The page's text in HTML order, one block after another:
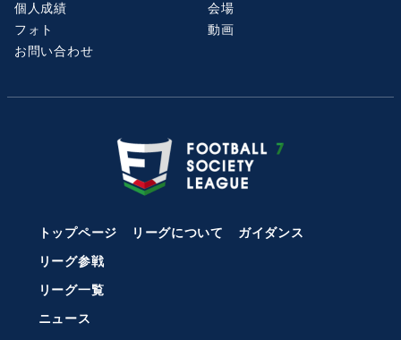
個人成績
会場
フォト
動画
お問い合わせ
トップページ リーグについて
ガイダンス
リーグ参戦
リーグ一覧
ニュース